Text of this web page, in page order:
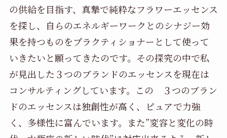
の供給を目指す、真摯で純粋なフラワーエッセンス
を探し、自らのエネルギーワークとのシナジー効
果を持つものをプラクティショナーとして使って
いきたいと願ってきたのです。その探究の中で私
が見出した３つのブランドのエッセンスを現在は
コンサルティングしています。この ３つのブラン
ドのエッセンスは独創性が高く、ピュアで力強
く、多様性に富んでいます。また”変容と変化の時